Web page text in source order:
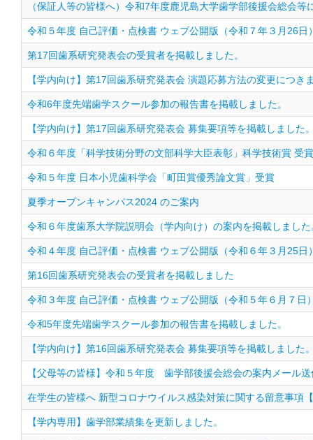
（保証人等の皆様へ）令和7年度鹿児島大学歯学部後援会総会等
令和５年度 自己評価・点検書 ウェブ公開版（令和７年３月26日
第17回歯系研究発表会の受賞者を掲載しました。
【学内向け】第17回歯系研究発表会 演題応募方法の変更につき
令和6年度先端歯学スクール参加の報告書を掲載しました。
【学内向け】第17回歯系研究発表会 募集要項等を掲載しました
令和６年度「科学技術分野の文部科学大臣表彰」科学技術賞 受賞
令和５年度 日本小児歯科学会「町田賞優秀論文賞」受賞
夏季オープンキャンパス2024 のご案内
令和６年度歯系大学院説明会（学内向け）の案内を掲載しました
令和４年度 自己評価・点検書 ウェブ公開版（令和６年３月25日
第16回歯系研究発表会の受賞者を掲載しました
令和３年度 自己評価・点検書 ウェブ公開版（令和５年６月７日
令和5年度先端歯学スクール参加の報告書を掲載しました。
【学内向け】第16回歯系研究発表会 募集要項等を掲載しました
【父母等の皆様】令和５年度 歯学部後援会総会の案内メール
在学生の皆様へ 新型コロナウイルス感染対策に関する留意事項
【学内専用】歯学部業績集を更新しました。